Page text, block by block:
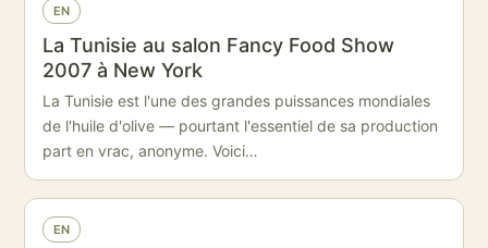
EN
La Tunisie au salon Fancy Food Show
2007 à New York
La Tunisie est l'une des grandes puissances mondiales
de l'huile d'olive — pourtant l'essentiel de sa production
part en vrac, anonyme. Voici…
EN